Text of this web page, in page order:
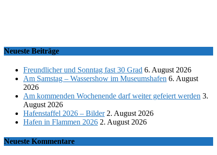
Neueste Beiträge
Freundlicher und Sonntag fast 30 Grad 6. August 2026
Am Samstag – Wassershow im Museumshafen 6. August
2026
Am kommenden Wochenende darf weiter gefeiert werden 3.
August 2026
Hafenstaffel 2026 – Bilder 2. August 2026
Hafen in Flammen 2026 2. August 2026
Neueste Kommentare